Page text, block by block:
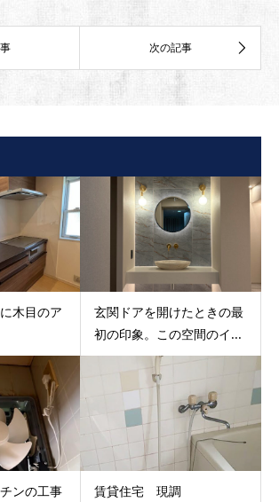
木目のア
玄関ドアを開けたときの最
初の印象。この空間のイ...
ンの工事 賃貸住宅 現調